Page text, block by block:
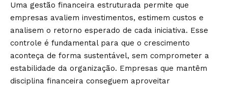
Uma gestão financeira estruturada permite que
empresas avaliem investimentos, estimem custos e
analisem o retorno esperado de cada iniciativa. Esse
controle é fundamental para que o crescimento
aconteça de forma sustentável, sem comprometer a
estabilidade da organização. Empresas que mantêm
disciplina financeira conseguem aproveitar